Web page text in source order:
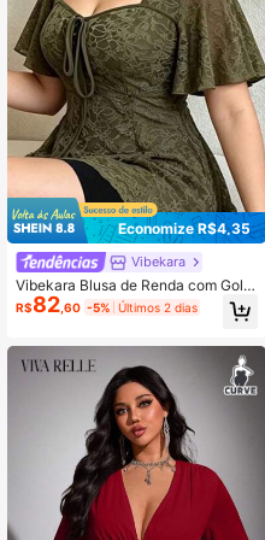
Economize R$4,35
Vibekara
Vibekara Blusa de Renda com Gola
de Coração e Manga Bufante para
Mulheres Plus Size
R$82 ,60 -5% Últimos 2 dias